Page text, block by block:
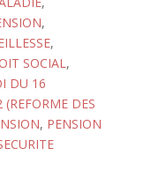
,
,
SOCIAL,
DU 16
DES
, PENSION